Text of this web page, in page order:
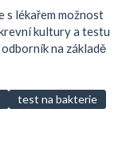
s lékařem možnost
kultury a testu
na základě
test na bakterie